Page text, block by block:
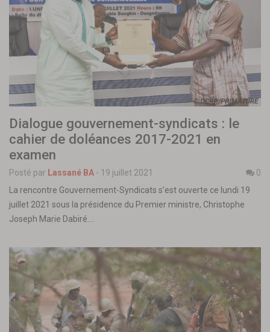
Dialogue gouvernement-syndicats : le
cahier de doléances 2017-2021 en
examen
Posté par Lassané BA - 19 juillet 2021
0
La rencontre Gouvernement-Syndicats s’est ouverte ce lundi 19
juillet 2021 sous la présidence du Premier ministre, Christophe
Joseph Marie Dabiré.…